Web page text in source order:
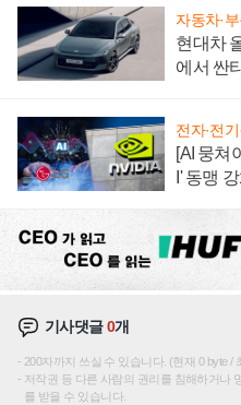
자동차·
현대차
에서 싼
전자·전
[AI 뭉쳐
I' 동맹
기사댓글0개
200자까지 쓰실 수 있습니다. (현재 0 byte /
저작권 등 다른 사람의 권리를 침해하거나
를 받을 수 있습니다.